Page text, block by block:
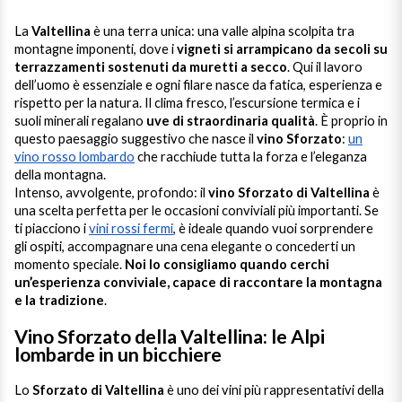
REGION
Basilicata
Bordeaux
Burgundy
Emilia Romagna
Friuli Venezia Giulia
Lazio
Lombardia
Sauvignon
Sforzato di Valtellina
Soave
Syrah
Trento DOC
Valpolicella
Alcohol Free
See all
La Valtellina è una terra unica: una valle alpina scolpita tra
montagne imponenti, dove ivigneti si arrampicano da secoli su
terrazzamenti sostenuti da muretti a secco. Qui il lavoro
dell’uomo è essenziale e ogni filare nasce da fatica, esperienza e
rispetto per la natura. Il clima fresco, l’escursione termica e i
suoli minerali regalano uve di straordinaria qualità. È proprio in
questo paesaggio suggestivo che nasce il vino Sforzato: un
vino rosso lombardo che racchiude tutta la forza e l’eleganza
della montagna.
Intenso, avvolgente, profondo: il vino Sforzato di Valtellina è
una scelta perfetta per le occasioni conviviali più importanti. Se
ti piacciono ivini rossi fermi, è ideale quando vuoi sorprendere
gli ospiti, accompagnare una cena elegante o concederti un
momento speciale. Noi lo consigliamo quando cerchi
un’esperienza conviviale, capace di raccontare la montagna
e la tradizione.
Vino Sforzato della Valtellina: le Alpi
lombarde in un bicchiere
Lo Sforzato di Valtellina è uno dei vini più rappresentativi della